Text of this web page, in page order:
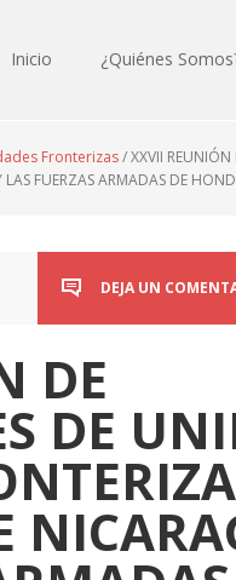
Inicio ¿Quiénes
Fronterizas/XXVII
LAS FUERZAS ARMADAS DE
DEJA UN
DE
DE